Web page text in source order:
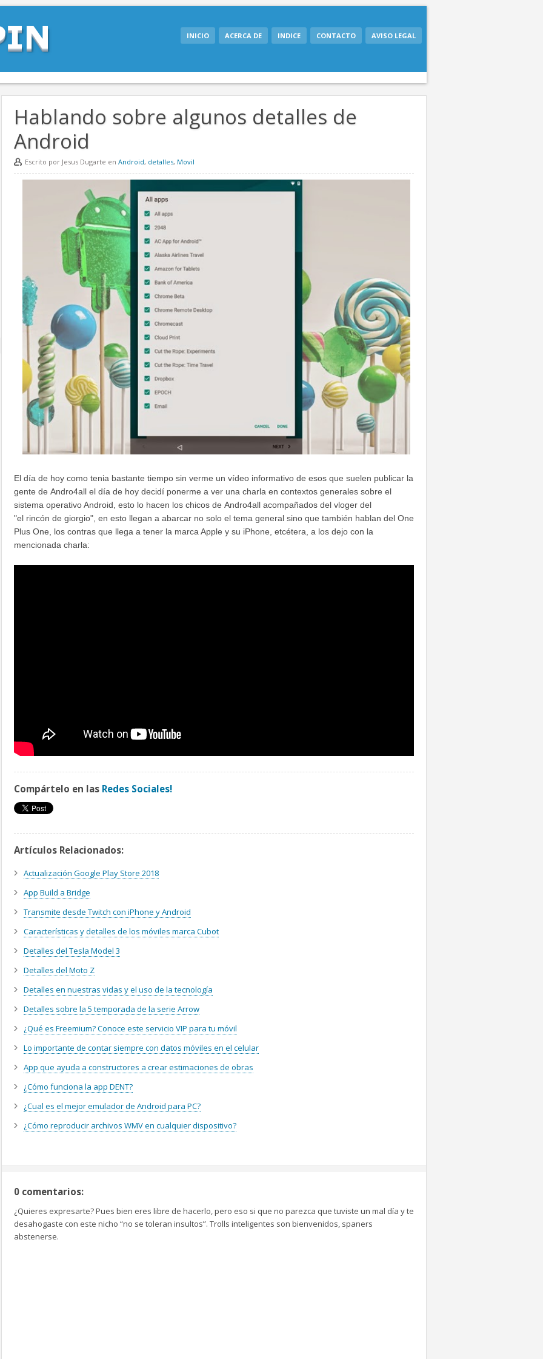
INICIO ACERCA DE INDICE CONTACTO AVISO LEGAL
Hablando sobre algunos detalles de
Android
Escrito por Jesus Dugarte en Android, detalles, Movil
El día de hoy como tenia bastante tiempo sin verme un vídeo informativo de esos que suelen publicar la
gente de Andro4all el día de hoy decidí ponerme a ver una charla en contextos generales sobre el
sistema operativo Android, esto lo hacen los chicos de Andro4all acompañados del vloger del
"el rincón de giorgio", en esto llegan a abarcar no solo el tema general sino que también hablan del One
Plus One, los contras que llega a tener la marca Apple y su iPhone, etcétera, a los dejo con la
mencionada charla:
Compártelo en las Redes Sociales!
Artículos Relacionados:
Actualización Google Play Store 2018
App Build a Bridge
Transmite desde Twitch con iPhone y Android
Características y detalles de los móviles marca Cubot
Detalles del Tesla Model 3
Detalles del Moto Z
Detalles en nuestras vidas y el uso de la tecnología
Detalles sobre la 5 temporada de la serie Arrow
¿Qué es Freemium? Conoce este servicio VIP para tu móvil
Lo importante de contar siempre con datos móviles en el celular
App que ayuda a constructores a crear estimaciones de obras
¿Cómo funciona la app DENT?
¿Cual es el mejor emulador de Android para PC?
¿Cómo reproducir archivos WMV en cualquier dispositivo?
0 comentarios:
¿Quieres expresarte? Pues bien eres libre de hacerlo, pero eso si que no parezca que tuviste un mal día y te
desahogaste con este nicho “no se toleran insultos”. Trolls inteligentes son bienvenidos, spaners
abstenerse.